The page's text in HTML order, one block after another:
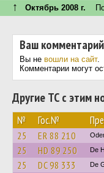
↑ Октябрь 2008 г.
Ваш комментарий
Вы не вошли на сайт.
Комментарии могут
Другие ТС с этим
№ Гос.№
25 ER 88 210
25 HD 89 250 De
25 DC 98 333 De